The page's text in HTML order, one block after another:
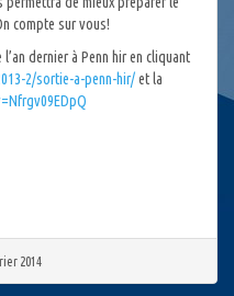
compte sur vous!
dernier à Penn hir en cliquant
2/sortie-a-penn-hir/et la
2014